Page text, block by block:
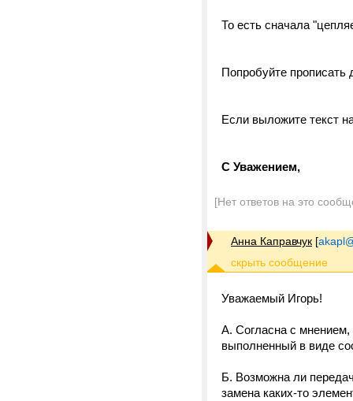
То есть сначала
Попробуйте
Если выложите текст
С Уважением,
[Нет ответов на это
Анна Каправчук [
Уважаемый Игорь!
А. Согласна с мнением,
выполненный в виде
Б. Возможна ли
замена каких-то